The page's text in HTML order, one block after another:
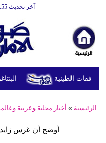
آخر تحديث 18:44:55 بتوقيت أبوظبي
الرئيسية » أخبار محلية وعربية
أوضح أن غرس زايد